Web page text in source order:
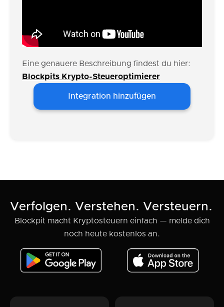
Eine genauere Beschreibung findest du hier:
Blockpits Krypto-Steueroptimierer
Integration hinzufügen
Verfolgen. Verstehen. Versteuern.
Blockpit macht Kryptosteuern einfach — melde dich
noch heute kostenlos an.